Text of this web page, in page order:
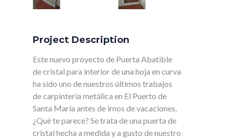
Project Description
Este nuevo proyecto de Puerta Abatible
de cristal para interior de una hoja en curva
ha sido uno de nuestros últimos trabajos
de carpintería metálica en El Puerto de
Santa María antes de irnos de vacaciones.
¿Qué te parece? Se trata de una puerta de
cristal hecha a medida y a gusto de nuestro